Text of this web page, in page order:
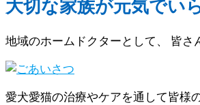
大切な家族が元気でい
地域のホームドクターとして、 皆さ
愛犬愛猫の治療やケアを通して皆様